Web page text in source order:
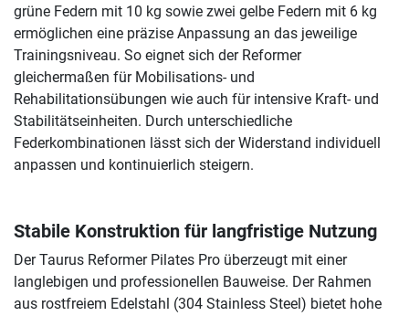
grüne Federn mit 10 kg sowie zwei gelbe Federn mit 6 kg
ermöglichen eine präzise Anpassung an das jeweilige
Trainingsniveau. So eignet sich der Reformer
gleichermaßen für Mobilisations- und
Rehabilitationsübungen wie auch für intensive Kraft- und
Stabilitätseinheiten. Durch unterschiedliche
Federkombinationen lässt sich der Widerstand individuell
anpassen und kontinuierlich steigern.
Stabile Konstruktion für langfristige Nutzung
Der Taurus Reformer Pilates Pro überzeugt mit einer
langlebigen und professionellen Bauweise. Der Rahmen
aus rostfreiem Edelstahl (304 Stainless Steel) bietet hohe